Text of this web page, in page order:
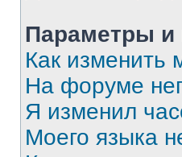
Параметры и
Как изменить
На форуме
Я изменил
Моего языка